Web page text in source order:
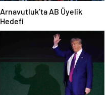
Arnavutluk’ta AB Üyelik
Hedefi